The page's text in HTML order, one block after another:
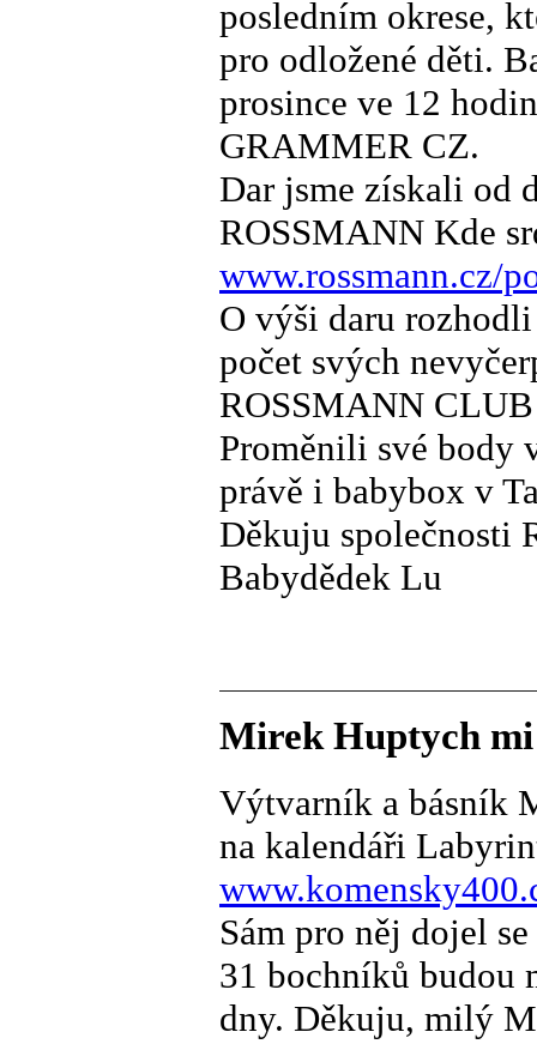
posledním okrese,
pro odložené děti.
prosince ve 12
GRAMMER CZ.
Dar jsme získali od
ROSSMANN Kde
www.rossmann.cz/
O výši daru
počet svých
ROSSMANN
Proměnili své body
právě i babybox v
Děkuju společnosti
Babydědek Lu
Mirek Huptych
Výtvarník a básník
na kalendáři
Sám pro něj dojel
31 bochníků budou
dny. Děkuju, milý